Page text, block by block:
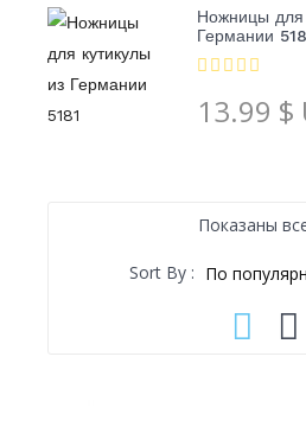
Ножницы для
Германии
13.99 $
Показаны
Sort By :